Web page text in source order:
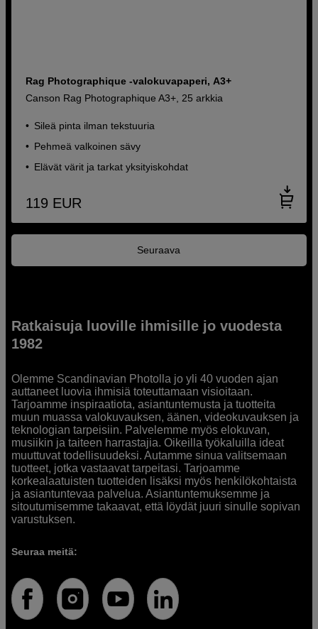
Rag Photographique -valokuvapaperi, A3+
Canson Rag Photographique A3+, 25 arkkia
Sileä pinta ilman tekstuuria
Pehmeä valkoinen sävy
Elävät värit ja tarkat yksityiskohdat
119 EUR
Seuraava
Ratkaisuja luoville ihmisille jo vuodesta
1982
Olemme Scandinavian Photolla jo yli 40 vuoden ajan
auttaneet luovia ihmisiä toteuttamaan visioitaan.
Tarjoamme inspiraatiota, asiantuntemusta ja tuotteita
muun muassa valokuvauksen, äänen, videokuvauksen ja
teknologian tarpeisiin. Palvelemme myös elokuvan,
musiikin ja taiteen harrastajia. Oikeilla työkaluilla ideat
muuttuvat todellisuudeksi. Autamme sinua valitsemaan
tuotteet, jotka vastaavat tarpeitasi. Tarjoamme
korkealaatuisten tuotteiden lisäksi myös henkilökohtaista
ja asiantuntevaa palvelua. Asiantuntemuksemme ja
sitoutumisemme takaavat, että löydät juuri sinulle sopivan
varustuksen.
Seuraa meitä: